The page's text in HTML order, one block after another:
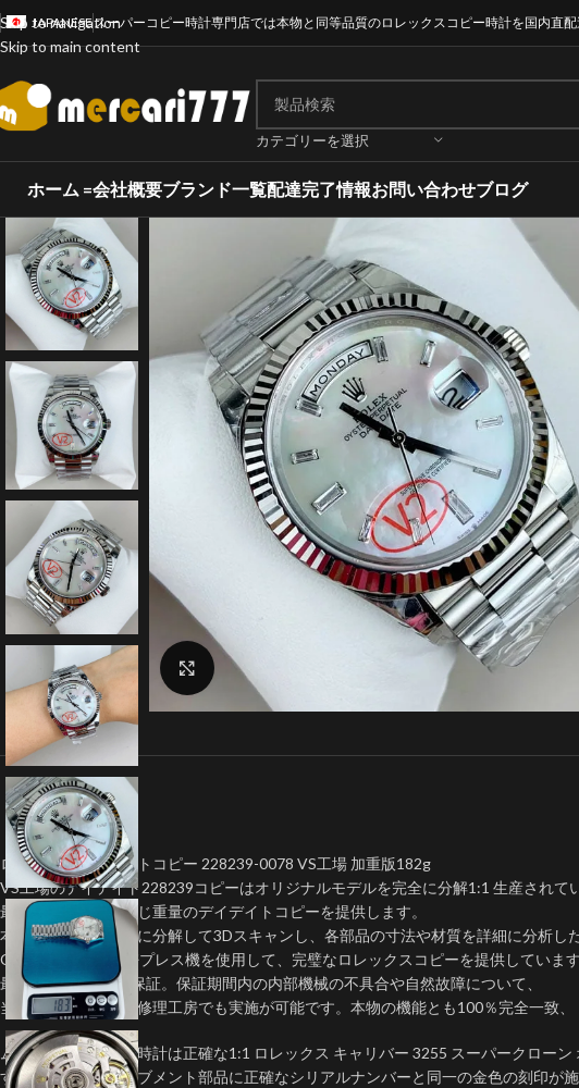
Skip to navigation
Skip to main content
JAPANESEスーパーコピー時計専門店では本物と同等品質のロレックスコピー時計を国内直
カテゴリーを選択
ホーム =会社概要ブランド一覧配達完了情報お問い合わせブログ
クリックで拡大
ロレックスデイデイトコピー 228239-0078 VS工場 加重版182g
VS工場のデイデイト228239コピーはオリジナルモデルを完全に分解1:1 生産されて
最高品質に本物と同じ重量のデイデイトコピーを提供します。
本物のモデルを完全に分解して3Dスキャンし、各部品の寸法や材質を詳細に分析した
CNC加工機械や精密プレス機を使用して、完璧なロレックスコピーを提供しています
最高品質と5年間の保証。保証期間内の内部機械の不具合や自然故障について、
当店提携の日本国内修理工房でも実施が可能です。本物の機能とも100％完全一致、
ムーブメント：この時計は正確な1:1 ロレックス キャリバー 3255 スーパークロー
すべての小さなムーブメント部品に正確なシリアルナンバーと同一の金色の刻印が施